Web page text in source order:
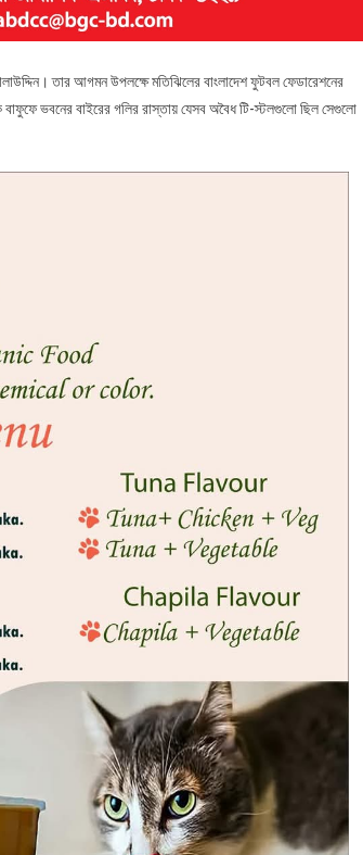
তার আগমন উপলক্ষে মতিঝিলের বাংলাদেশ ফুটবল ফেডারেশনের
ভবনের বাইরের গলির রাস্তায় যেসব অবৈধ টি-স্টলগুলো ছিল সেগুলো